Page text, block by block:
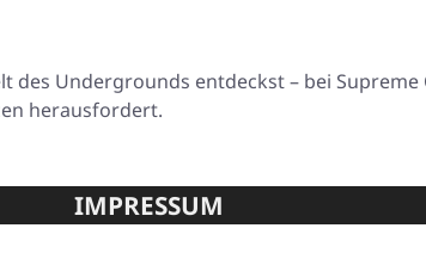
Undergrounds entdeckst – bei
herausfordert.
IMPRESSUM